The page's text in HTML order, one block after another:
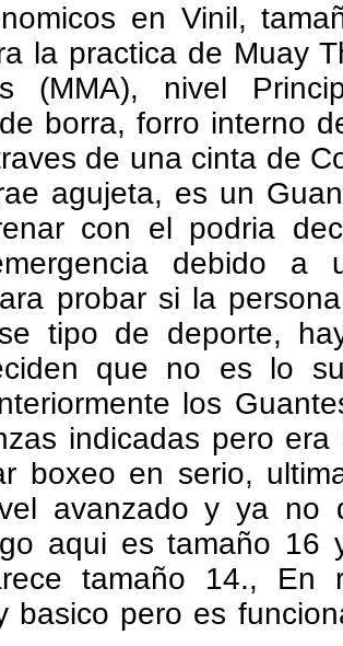
en Vinil,
la practica de Muay
(MMA), nivel
borra, forro interno
de una cinta de
agujeta, es un
con el podria
debido a
probar si la
tipo de deporte,
que no es lo
los
indicadas pero
boxeo en serio,
avanzado y ya no
aqui es tamaño 16
tamaño 14., En
basico pero es